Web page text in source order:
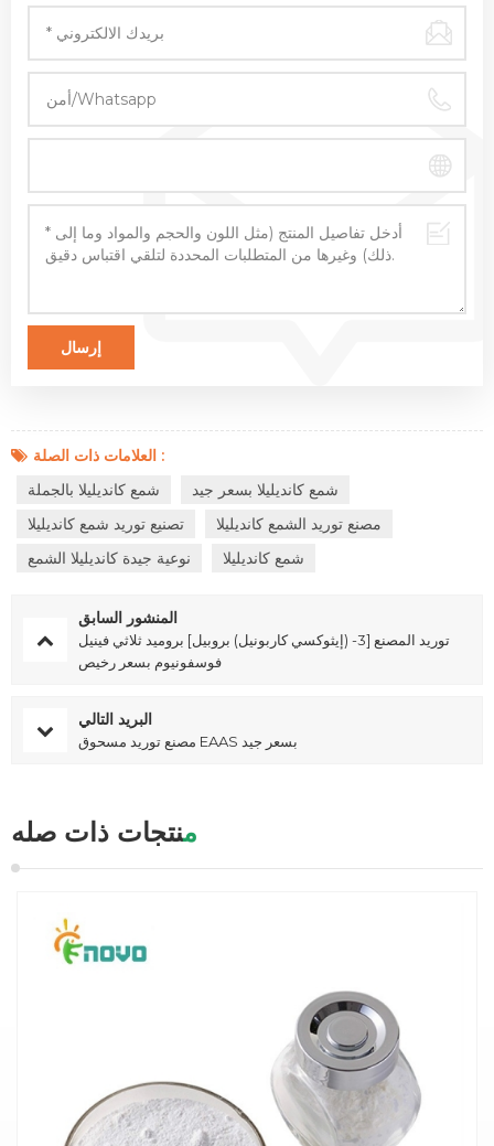
العلامات ذات الصلة :
شمع كانديليلا بالجملة
شمع كانديليلا بسعر جيد
تصنيع توريد شمع كانديليلا
مصنع توريد الشمع كانديليلا
نوعية جيدة كانديليلا الشمع
شمع كانديليلا
المنشور السابق
توريد المصنع [3- (إيثوكسي كاربونيل) بروبيل] بروميد ثلاثي فينيل
فوسفونيوم بسعر رخيص
البريد التالي
مصنع توريد مسحوق EAAS بسعر جيد
منتجات ذات صله